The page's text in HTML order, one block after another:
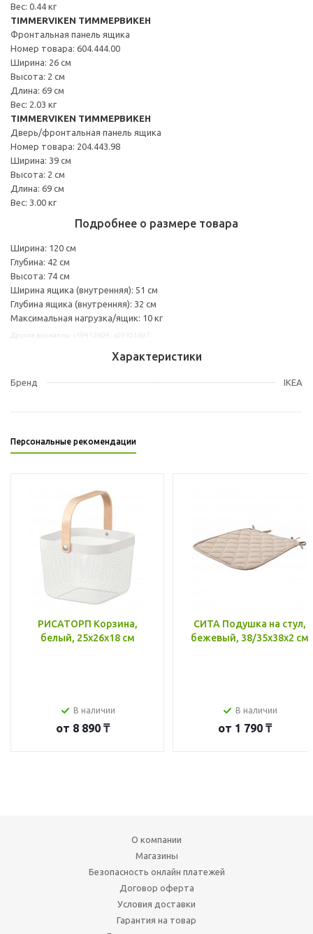
Вес: 0.44 кг
TIMMERVIKEN ТИММЕРВИКЕН
Фронтальная панель ящика
Номер товара: 604.444.00
Ширина: 26 см
Высота: 2 см
Длина: 69 см
Вес: 2.03 кг
TIMMERVIKEN ТИММЕРВИКЕН
Дверь/фронтальная панель ящика
Номер товара: 204.443.98
Ширина: 39 см
Высота: 2 см
Длина: 69 см
Вес: 3.00 кг
Подробнее о размере товара
Ширина: 120 см
Глубина: 42 см
Высота: 74 см
Ширина ящика (внутренняя): 51 см
Глубина ящика (внутренняя): 32 см
Максимальная нагрузка/ящик: 10 кг
Характеристики
Бренд IKEA
Персональные рекомендации
РИСАТОРП Корзина,
белый, 25x26x18 см
В наличии
от 8 890 ₸
СИТА Подушка на стул,
бежевый, 38/35x38x2 см
В наличии
от 1 790 ₸
О компании
Магазины
Безопасность онлайн платежей
Договор оферта
Условия доставки
Гарантия на товар